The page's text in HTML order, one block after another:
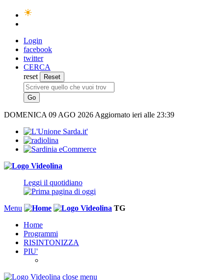
Login
facebook
twitter
CERCA
reset
DOMENICA 09 AGO 2026 Aggiornato ieri alle 23:39
Leggi il quotidiano
Menu
TG
Home
Programmi
RISINTONIZZA
PIU'
close menu